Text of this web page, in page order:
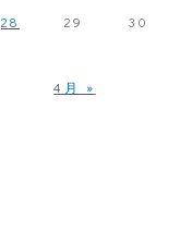
4月 »
28 29
30